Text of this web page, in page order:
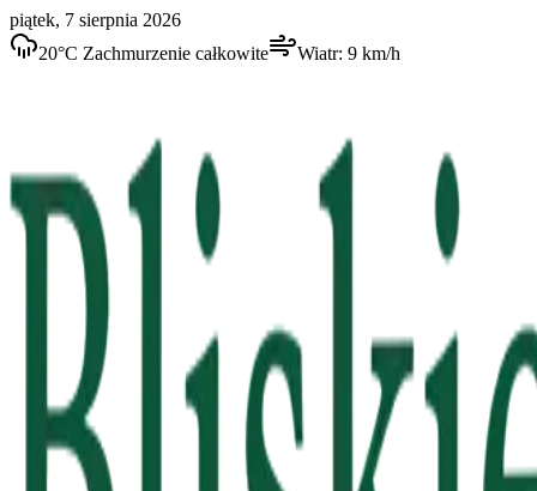
piątek, 7 sierpnia 2026
20°C Zachmurzenie całkowite Wiatr: 9 km/h